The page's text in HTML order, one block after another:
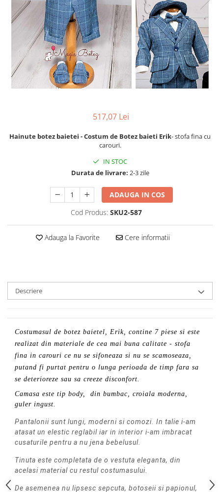
Cercei din aur dama
Cercei de aur lungi cu lant
Cercei din aur tortite
Cercei din aur alb
Cercei aur cu surub
517,07 Lei
Hainute botez baietei - Costum de Botez baieti Erik- stofa fina cu
carouri.
IN STOC
Durata de livrare: 2-3 zile
ADAUGA IN COS
Cod Produs: SKU2-587
Adauga la Favorite Cere informatii
Descriere
Costumasul de botez baietel, Erik, contine 7 piese si este
realizat din materiale de cea mai buna calitate - stofa
fina in carouri ce nu se sifoneaza si nu se scamoseaza,
putand fi purtat pentru o lunga perioada de timp fara sa
se deterioreze sau sa creeze disconfort.
Camasa este tip body, din bumbac, croiala moderna,
guler ingust.
Pantalonii sunt lungi, moderni si comozi. In talie i-am
atasat un elestic reglabil iar in interior i-am imbracat
cusaturile pentru a nu jena bebelusul.
Tinuta este completata de o vestuta eleganta, din
acelasi material cu restul costumasului.
De asemenea nu lipsesc sepcuta, botoseii si papionul,